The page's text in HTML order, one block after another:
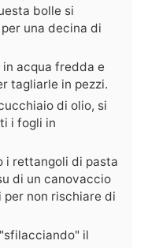
bolle si
una decina di
acqua fredda e
tagliarle in pezzi.
di olio, si
i fogli in
i rettangoli di pasta
di un canovaccio
per non rischiare di
il